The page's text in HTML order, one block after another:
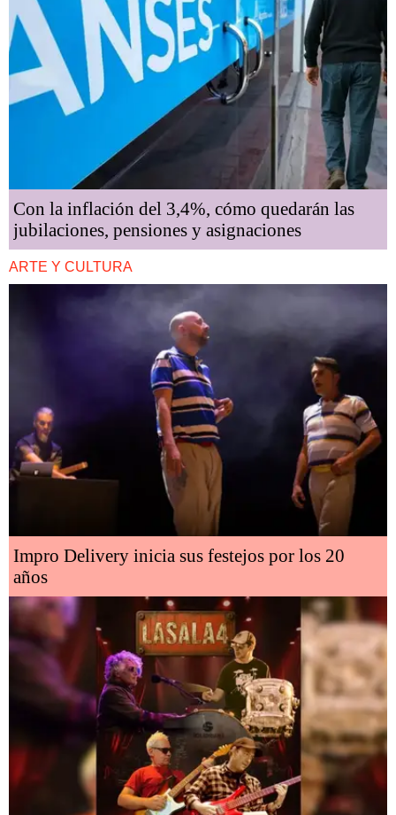
Con la inflación del 3,4%, cómo quedarán las
jubilaciones, pensiones y asignaciones
ARTE Y CULTURA
Impro Delivery inicia sus festejos por los 20
años